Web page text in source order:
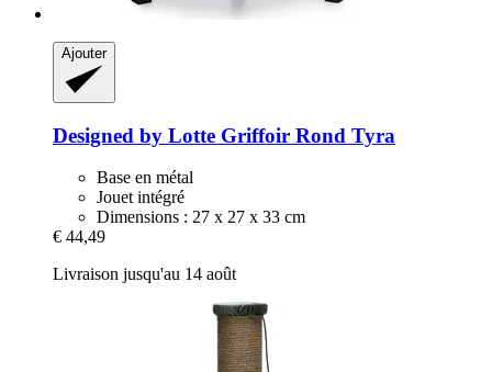
Ajouter
Designed by Lotte Griffoir Rond Tyra
Base en métal
Jouet intégré
Dimensions : 27 x 27 x 33 cm
€ 44,49
Livraison jusqu'au 14 août